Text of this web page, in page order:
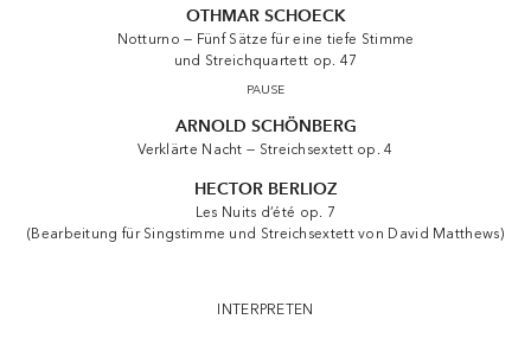
OTHMAR SCHOECK
Notturno — Fünf Sätze für eine tiefe Stimme
und Streichquartett op. 47
PAUSE
ARNOLD SCHÖNBERG
Verklärte Nacht — Streichsextett op. 4
HECTOR BERLIOZ
Les Nuits d’été op. 7
(Bearbeitung für Singstimme und Streichsextett von David Matthews)
INTERPRETEN